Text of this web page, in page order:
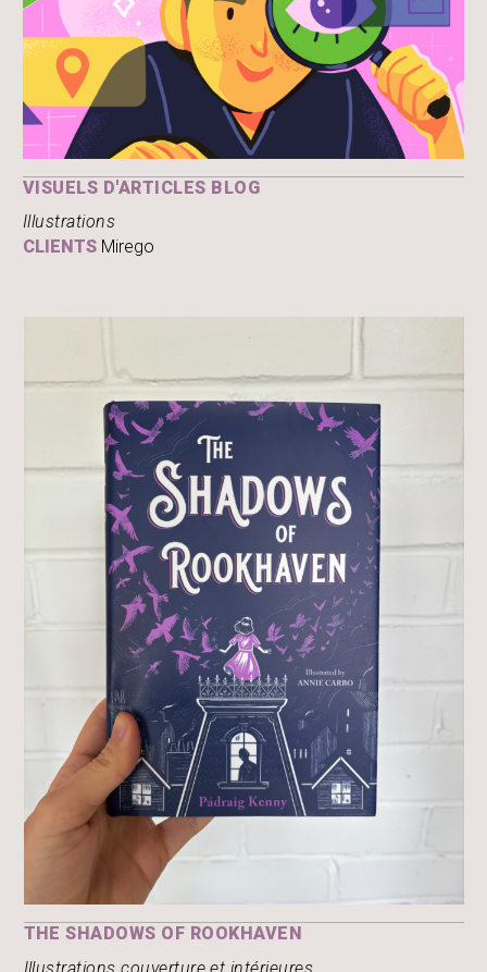
VISUELS D'ARTICLES BLOG
Illustrations
CLIENTS Mirego
THE SHADOWS OF ROOKHAVEN
Illustrations couverture et intérieures